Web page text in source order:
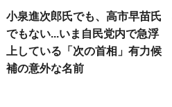
小泉進次郎氏でも、高市早苗氏
でもない...いま自民党内で急浮
上している「次の首相」有力候
補の意外な名前